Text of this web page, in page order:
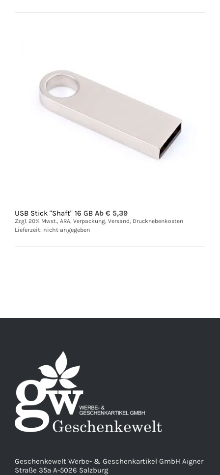
USB Stick "Shaft" 16 GB Ab € 5,39
Zzgl. 20% Mwst., ARA, Verpackung, Versand, Drucknebenkosten
Lieferzeit: nicht angegeben
Geschenkewelt Werbe- & Geschenkartikel GmbH Aigner
Straße 35a A-5026 Salzburg